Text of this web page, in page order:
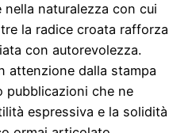
naturalezza con cui
la radice croata rafforza
con autorevolezza.
attenzione dalla stampa
pubblicazioni che ne
espressiva e la solidità